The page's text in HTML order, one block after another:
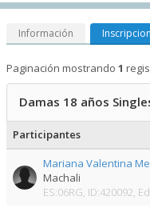
Información
Paginación mostrando 1
Damas 18 años
Participantes
Mariana Valentina
Machali
ES:06RG, ID:420092,